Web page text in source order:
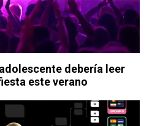
debería leer
este verano